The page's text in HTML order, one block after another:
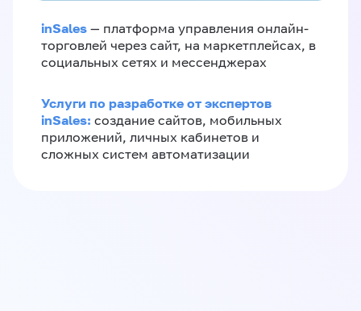
inSales — платформа управления онлайн-
торговлей через сайт, на маркетплейсах, в
социальных сетях и мессенджерах
Услуги по разработке от экспертов
inSales: создание сайтов, мобильных
приложений, личных кабинетов и
сложных систем автоматизации